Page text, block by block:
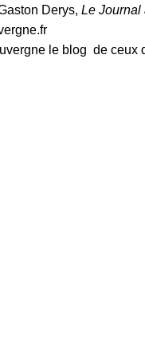
Derys, Le Journal
le blog de